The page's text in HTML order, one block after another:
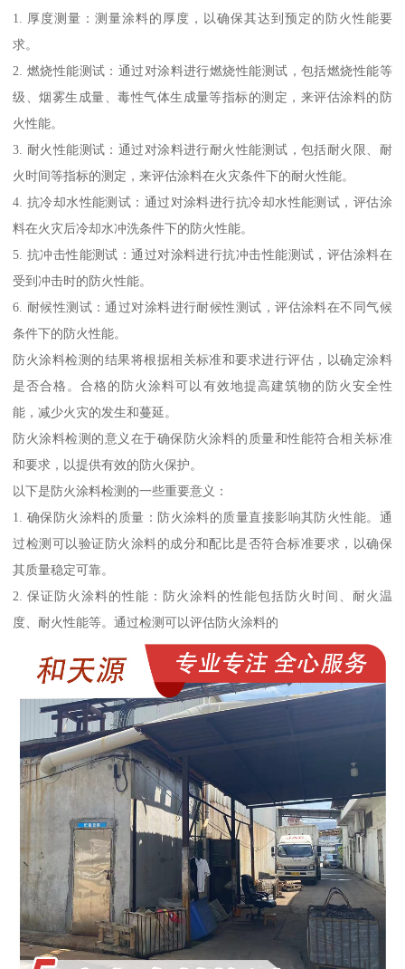
1. 厚度测量：测量涂料的厚度，以确保其达到预定的防火性能要
求。
2. 燃烧性能测试：通过对涂料进行燃烧性能测试，包括燃烧性能等
级、烟雾生成量、毒性气体生成量等指标的测定，来评估涂料的防
火性能。
3. 耐火性能测试：通过对涂料进行耐火性能测试，包括耐火限、耐
火时间等指标的测定，来评估涂料在火灾条件下的耐火性能。
4. 抗冷却水性能测试：通过对涂料进行抗冷却水性能测试，评估涂
料在火灾后冷却水冲洗条件下的防火性能。
5. 抗冲击性能测试：通过对涂料进行抗冲击性能测试，评估涂料在
受到冲击时的防火性能。
6. 耐候性测试：通过对涂料进行耐候性测试，评估涂料在不同气候
条件下的防火性能。
防火涂料检测的结果将根据相关标准和要求进行评估，以确定涂料
是否合格。合格的防火涂料可以有效地提高建筑物的防火安全性
能，减少火灾的发生和蔓延。
防火涂料检测的意义在于确保防火涂料的质量和性能符合相关标准
和要求，以提供有效的防火保护。
以下是防火涂料检测的一些重要意义：
1. 确保防火涂料的质量：防火涂料的质量直接影响其防火性能。通
过检测可以验证防火涂料的成分和配比是否符合标准要求，以确保
其质量稳定可靠。
2. 保证防火涂料的性能：防火涂料的性能包括防火时间、耐火温
度、耐火性能等。通过检测可以评估防火涂料的